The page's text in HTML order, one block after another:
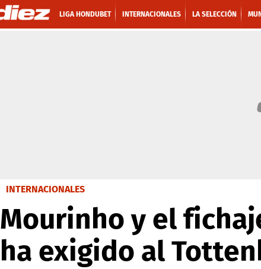
LIGA HONDUBET INTERNACIONALES LA SELECCIÓN
INTERNACIONALES
Mourinho y el
ha exigido al